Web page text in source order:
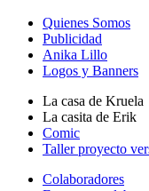
Quienes Somos
Publicidad
Anika Lillo
Logos y Banners
La casa de Kruela
La casita de Erik
Comic
Taller proyecto
Colaboradores